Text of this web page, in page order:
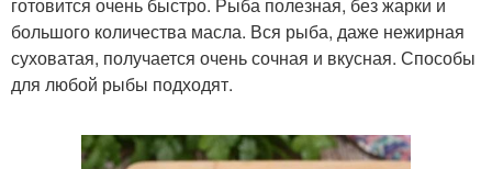
большого количества масла. Вся рыба, даже нежирная
суховатая, получается очень сочная и вкусная. Способы
для любой рыбы подходят.